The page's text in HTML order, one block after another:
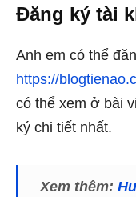
Đăng ký tài
Anh em có thể
https://
có thể xem ở bài
ký chi tiết nhất.
Xem thêm: